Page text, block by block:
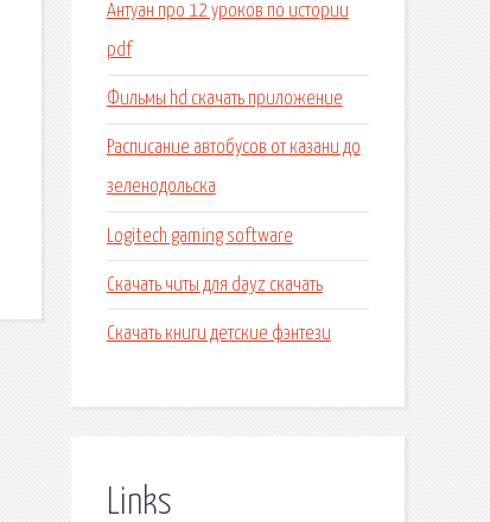
Антуан про 12 уроков по истории
pdf
Фильмы hd скачать приложение
Расписание автобусов от казани до
зеленодольска
Logitech gaming software
Скачать читы для dayz скачать
Скачать книги детские фэнтези
Links